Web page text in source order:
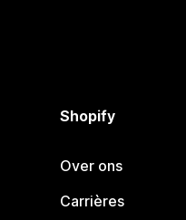
Shopify
Over ons
Carrières